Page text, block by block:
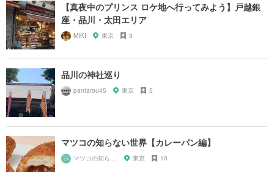
【真夜中のプリンス ロケ地へ行ってみよう】戸越銀
座・品川・太田エリア
MIKI 東京 3
品川の神社巡り
pantarou45 東京 5
マツコの知らない世界【カレーパン編】
マツコの知らない世界マニア 東京 10